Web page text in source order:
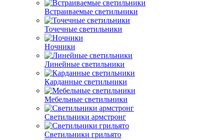
Встраиваемые светильники
Точечные светильники
Ночники
Линейные светильники
Карданные светильники
Мебельные светильники
Светильники армстронг
Светильники грильято